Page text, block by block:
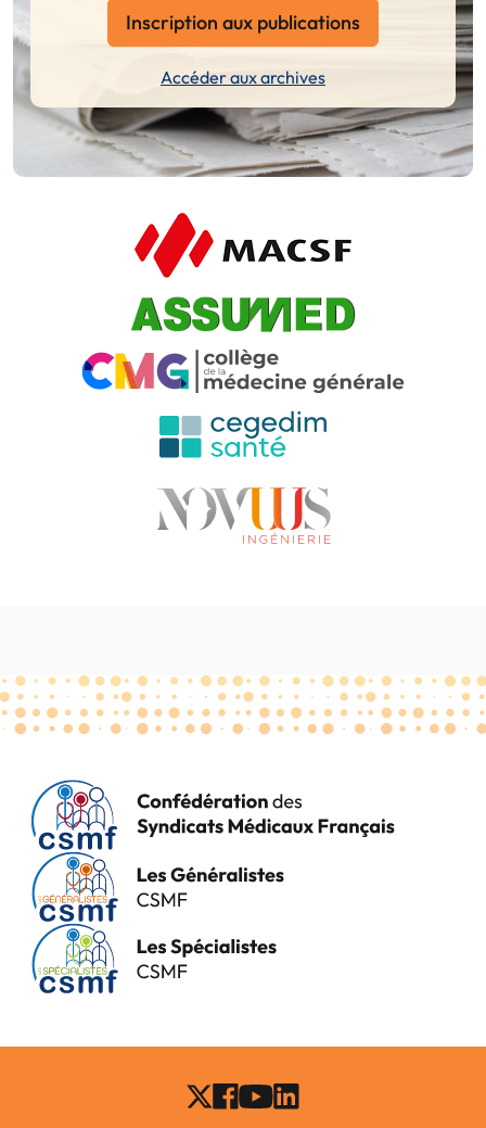
Inscription aux publications
Accéder aux archives